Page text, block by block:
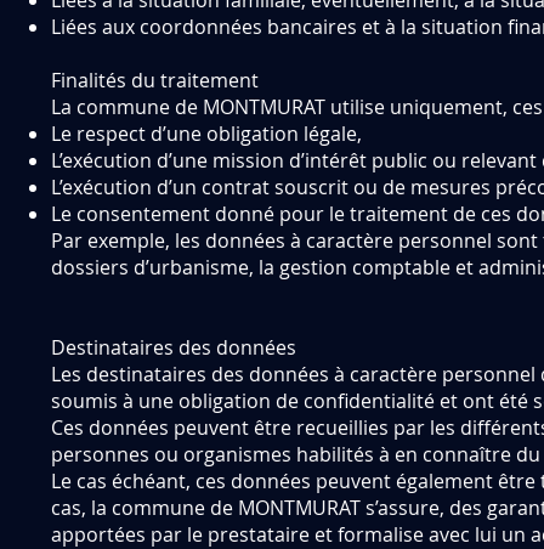
Liées aux coordonnées bancaires et à la situation
Finalités du traitement
La commune de MONTMURAT utilise uniquement,
Le respect d’une obligation légale,
L’exécution d’une mission d’intérêt public ou
L’exécution d’un contrat souscrit ou de mesures
Le consentement donné pour le traitement de ces
Par exemple, les données à caractère personnel
dossiers d’urbanisme, la gestion comptable et
Destinataires des données
Les destinataires des données à caractère
soumis à une obligation de confidentialité et ont été
Ces données peuvent être recueillies par les
personnes ou organismes habilités à en connaître
Le cas échéant, ces données peuvent également
cas, la commune de MONTMURAT s’assure, des
apportées par le prestataire et formalise avec lui un